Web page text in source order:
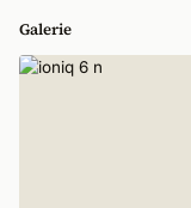
Galerie